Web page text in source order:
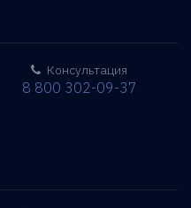
Консультация
8 800 302-09-37